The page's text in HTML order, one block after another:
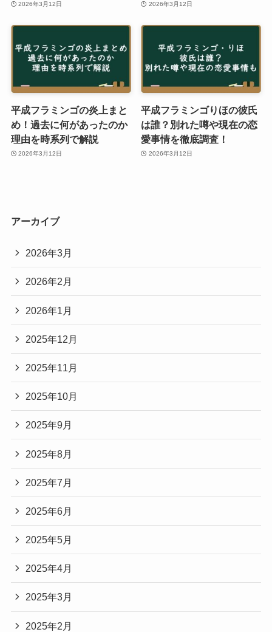
2026年3月12日 2026年3月12日
平成フラミンゴの炎上まと
め！過去に何があったのか
理由を時系列で解説
2026年3月12日
平成フラミンゴりほの彼氏
は誰？別れた噂や現在の恋
愛事情を徹底調査！
2026年3月12日
アーカイブ
2026年3月
2026年2月
2026年1月
2025年12月
2025年11月
2025年10月
2025年9月
2025年8月
2025年7月
2025年6月
2025年5月
2025年4月
2025年3月
2025年2月